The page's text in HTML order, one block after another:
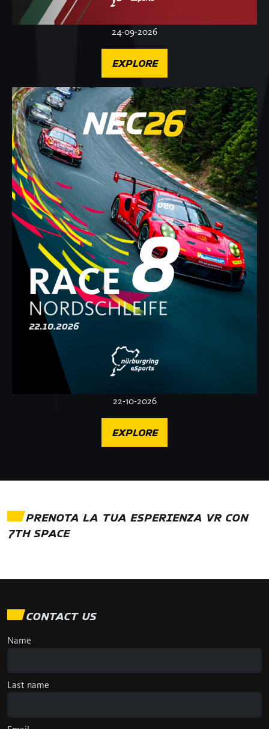
24-09-2026
EXPLORE
22-10-2026
EXPLORE
PRENOTA LA TUA ESPERIENZA VR CON
7TH SPACE
CONTACT US
Name
Last name